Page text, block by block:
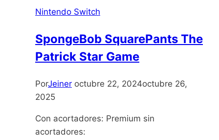
Nintendo Switch
SpongeBob SquarePants The
Patrick Star Game
PorJeiner octubre 22, 2024octubre 26,
2025
Con acortadores: Premium sin
acortadores: